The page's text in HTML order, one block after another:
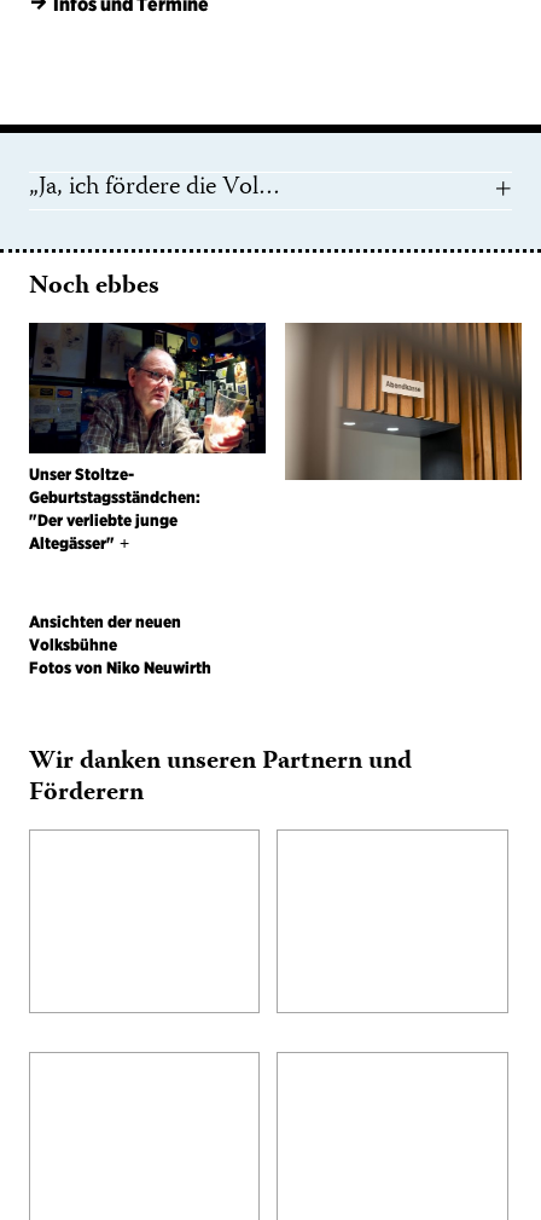
Noch ebbes
Unser Stoltze-
Geburtstagsständchen:
"Der verliebte junge
Altegässer" +
Ansichten der neuen
Volksbühne
Wir danken unseren Partnern und